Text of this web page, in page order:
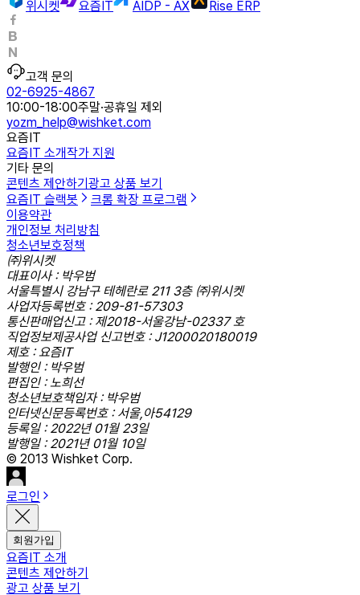
위시켓
요즘IT AIDP - AX Rise ERP
고객 문의
02-6925-4867
10:00-18:00주말·공휴일 제외
yozm_help@wishket.com
요즘IT
요즘IT 소개작가 지원
기타 문의
콘텐츠 제안하기 광고 상품 보기
요즘IT 슬랙봇
크롬 확장 프로그램
이용약관
개인정보 처리방침
청소년보호정책
㈜위시켓
대표이사 : 박우범
서울특별시 강남구 테헤란로 211 3층 ㈜위시켓
사업자등록번호 : 209-81-57303
통신판매업신고 : 제2018-서울강남-02337 호
직업정보제공사업 신고번호 : J1200020180019
제호 : 요즘IT
발행인 : 박우범
편집인 : 노희선
청소년보호책임자 : 박우범
인터넷신문등록번호 : 서울,아54129
등록일 : 2022년 01월 23일
발행일 : 2021년 01월 10일
© 2013 Wishket Corp.
로그인
회원가입
요즘IT 소개
콘텐츠 제안하기
광고 상품 보기